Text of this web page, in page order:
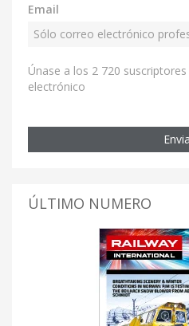
Email
Únase a los 2 720
electrónico
ÚLTIMO NUMERO